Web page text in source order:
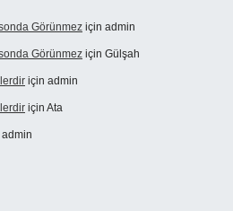
Görünmez için admin
Görünmez için Gülşah
için admin
için Ata
admin